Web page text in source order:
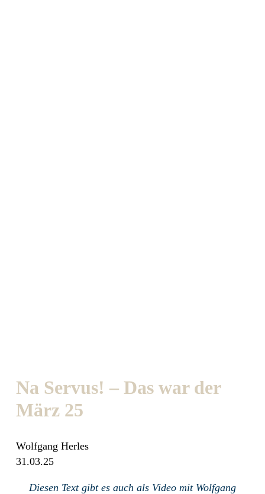
Na Servus! – Das war der
März 25
Wolfgang Herles
31.03.25
Diesen Text gibt es auch als Video mit Wolfgang